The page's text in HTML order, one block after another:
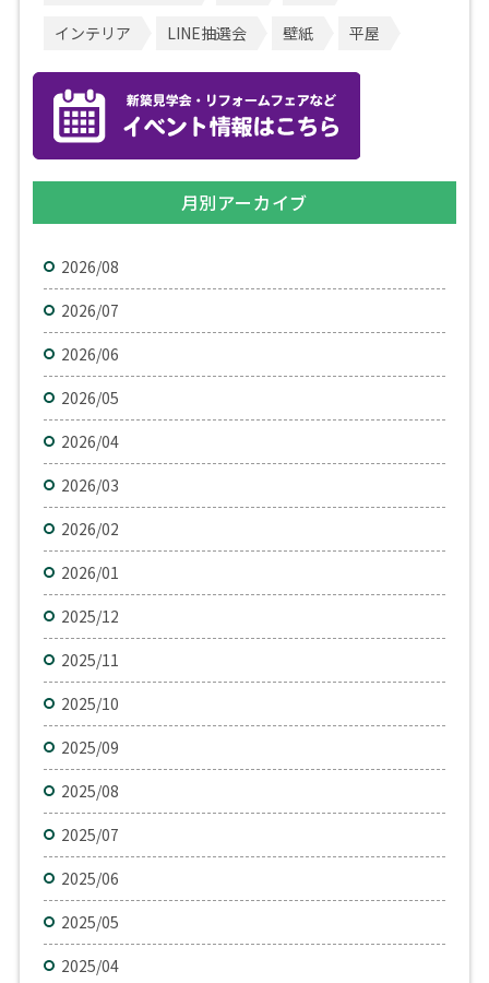
インテリア LINE抽選会 壁紙 平屋
月別アーカイブ
2026/08
2026/07
2026/06
2026/05
2026/04
2026/03
2026/02
2026/01
2025/12
2025/11
2025/10
2025/09
2025/08
2025/07
2025/06
2025/05
2025/04